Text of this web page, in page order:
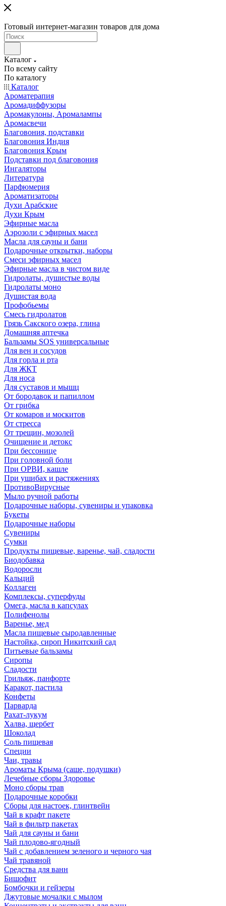
Готовый интернет-магазин товаров для дома
Каталог
По всему сайту
По каталогу
Каталог
Ароматерапия
Аромадиффузоры
Аромакулоны, Аромалампы
Аромасвечи
Благовония, подставки
Благовония Индия
Благовония Крым
Подставки под благовония
Ингаляторы
Литература
Парфюмерия
Ароматизаторы
Духи Арабские
Духи Крым
Эфирные масла
Аэрозоли с эфирных масел
Масла для сауны и бани
Подарочные открытки, наборы
Смеси эфирных масел
Эфирные масла в чистом виде
Гидролаты, душистые воды
Гидролаты моно
Душистая вода
Профобьемы
Смесь гидролатов
Грязь Сакского озера, глина
Домашняя аптечка
Бальзамы SOS универсальные
Для вен и сосудов
Для горла и рта
Для ЖКТ
Для носа
Для суставов и мышц
От бородавок и папиллом
От грибка
От комаров и москитов
От стресса
От трещин, мозолей
Очищение и детокс
При бессонице
При головной боли
При ОРВИ, кашле
При ушибах и растяжениях
ПротивоВирусные
Мыло ручной работы
Подарочные наборы, сувениры и упаковка
Букеты
Подарочные наборы
Сувениры
Сумки
Продукты пищевые, варенье, чай, сладости
Биодобавка
Водоросли
Кальций
Коллаген
Комплексы, суперфуды
Омега, масла в капсулах
Полифенолы
Варенье, мед
Масла пищевые сыродавленные
Настойка, сироп Никитский сад
Питьевые бальзамы
Сиропы
Сладости
Грильяж, панфорте
Каракот, пастила
Конфеты
Парварда
Рахат-лукум
Халва, щербет
Шоколад
Соль пищевая
Специи
Чаи, травы
Ароматы Крыма (саше, подушки)
Лечебные сборы Здоровье
Моно сборы трав
Подарочные коробки
Сборы для настоек, глинтвейн
Чай в крафт пакете
Чай в фильтр пакетах
Чай для сауны и бани
Чай плодово-ягодный
Чай с добавлением зеленого и черного чая
Чай травяной
Средства для ванн
Бишофит
Бомбочки и гейзеры
Джутовые мочалки с мылом